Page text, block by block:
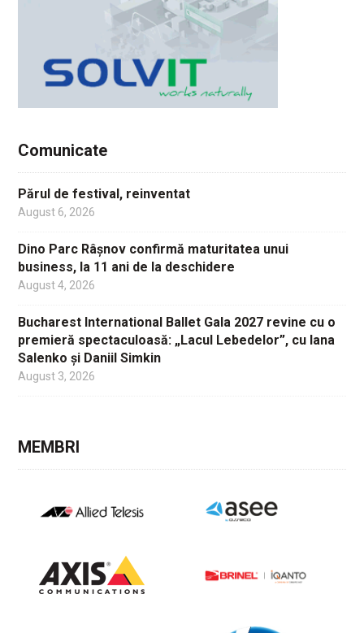
Comunicate
Părul de festival, reinventat
August 6, 2026
Dino Parc Râșnov confirmă maturitatea unui
business, la 11 ani de la deschidere
August 4, 2026
Bucharest International Ballet Gala 2027 revine cu o
premieră spectaculoasă: „Lacul Lebedelor”, cu Iana
Salenko și Daniil Simkin
August 3, 2026
MEMBRI